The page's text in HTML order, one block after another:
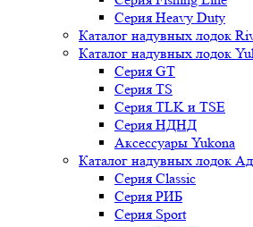
Серия Heavy Duty
Каталог надувных лодок
Каталог надувных лодок
Серия GT
Серия TS
Серия TLK и TSE
Серия НДНД
Аксессуары Yukona
Каталог надувных лодок
Серия Classic
Серия РИБ
Серия Sport